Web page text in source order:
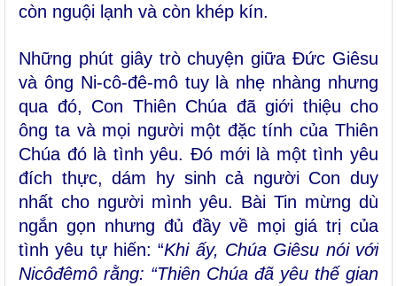
còn nguội lạnh và còn khép kín.
Những phút giây trò chuyện giữa Đức Giêsu
và ông Ni-cô-đê-mô tuy là nhẹ nhàng nhưng
qua đó, Con Thiên Chúa đã giới thiệu cho
ông ta và mọi người một đặc tính của Thiên
Chúa đó là tình yêu. Đó mới là một tình yêu
đích thực, dám hy sinh cả người Con duy
nhất cho người mình yêu. Bài Tin mừng dù
ngắn gọn nhưng đủ đầy về mọi giá trị của
tình yêu tự hiến: “Khi ấy, Chúa Giêsu nói với
Nicôđêmô rằng: “Thiên Chúa đã yêu thế gian